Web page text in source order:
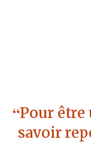
Pour être
savoir